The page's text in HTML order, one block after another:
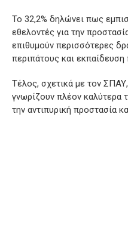
Το 32,2% δηλώνει πως
εθελοντές για την
επιθυμούν περισσότερες
περιπάτους και
Τέλος, σχετικά με τον
γνωρίζουν πλέον καλύτερα
την αντιπυρική προστασία